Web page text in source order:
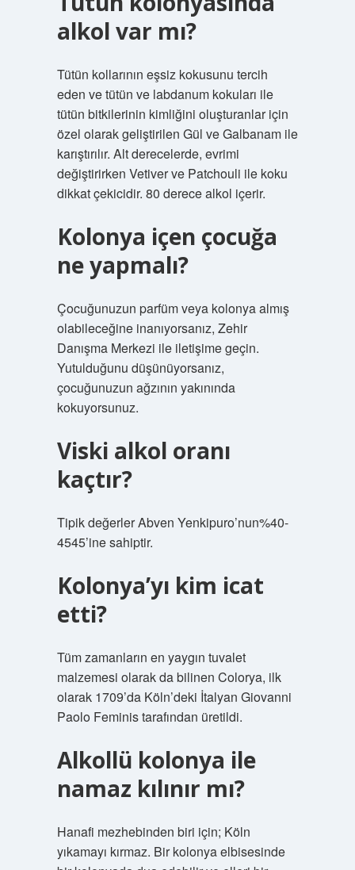
alkol var mı?
Tütün kollarının eşsiz kokusunu tercih
eden ve tütün ve labdanum kokuları ile
tütün bitkilerinin kimliğini oluşturanlar için
özel olarak geliştirilen Gül ve Galbanam ile
karıştırılır. Alt derecelerde, evrimi
değiştirirken Vetiver ve Patchouli ile koku
dikkat çekicidir. 80 derece alkol içerir.
Kolonya içen çocuğa
ne yapmalı?
Çocuğunuzun parfüm veya kolonya almış
olabileceğine inanıyorsanız, Zehir
Danışma Merkezi ile iletişime geçin.
Yutulduğunu düşünüyorsanız,
çocuğunuzun ağzının yakınında
kokuyorsunuz.
Viski alkol oranı
kaçtır?
Tipik değerler Abven Yenkipuro’nun%40-
4545’ine sahiptir.
Kolonya’yı kim icat
etti?
Tüm zamanların en yaygın tuvalet
malzemesi olarak da bilinen Colorya, ilk
olarak 1709’da Köln’deki İtalyan Giovanni
Paolo Feminis tarafından üretildi.
Alkollü kolonya ile
namaz kılınır mı?
Hanafi mezhebinden biri için; Köln
yıkamayı kırmaz. Bir kolonya elbisesinde